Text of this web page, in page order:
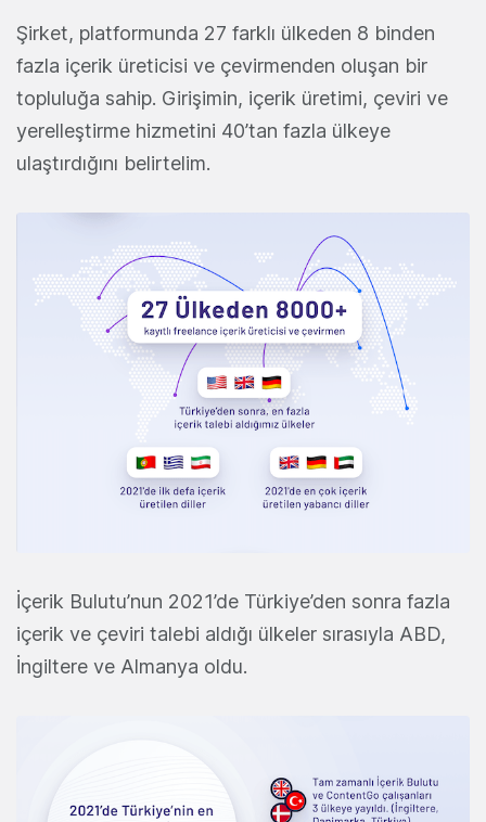
Şirket, platformunda 27 farklı ülkeden 8 binden
fazla içerik üreticisi ve çevirmenden oluşan bir
topluluğa sahip. Girişimin, içerik üretimi, çeviri ve
yerelleştirme hizmetini 40’tan fazla ülkeye
ulaştırdığını belirtelim.
İçerik Bulutu’nun 2021’de Türkiye’den sonra fazla
içerik ve çeviri talebi aldığı ülkeler sırasıyla ABD,
İngiltere ve Almanya oldu.